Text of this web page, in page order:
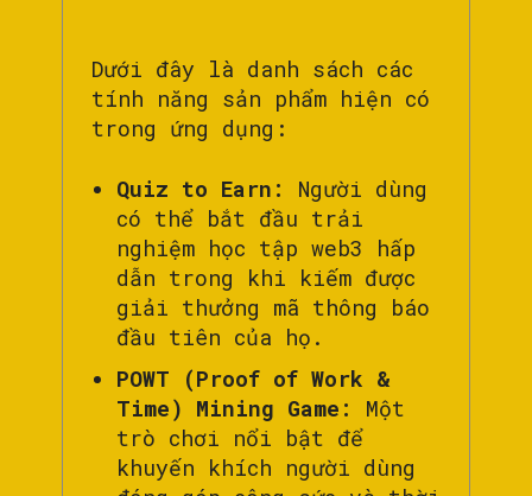
Dưới đây là danh sách các
tính năng sản phẩm hiện có
trong ứng dụng:
Quiz to Earn:
Người dùng
có thể bắt đầu trải
nghiệm học tập web3 hấp
dẫn trong khi kiếm được
giải thưởng mã thông báo
đầu tiên của họ.
POWT (Proof of Work &
Time) Mining Game:
Một
trò chơi nổi bật để
khuyến khích người dùng